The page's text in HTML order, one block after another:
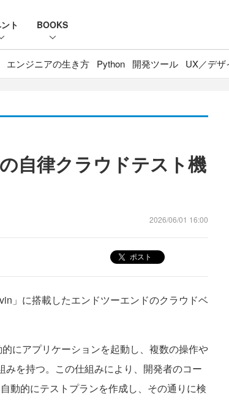
ト BOOKS
エンジニアの生き方 Python 開発ツール UX／デザ
自律クラウドテスト機
2026/06/01 16:00
ポスト
」に搭載したエンドツーエンドのクラウドベ
にアプリケーションを起動し、複数の操作や
を持つ。この仕組みにより、開発者のコー
動的にテストプランを作成し、その通りに検